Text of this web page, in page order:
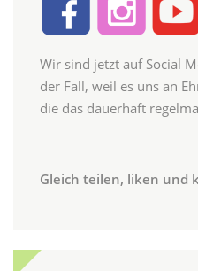
Wir sind jetzt auf Social
der Fall, weil es uns an
die das dauerhaft
Gleich teilen, liken und